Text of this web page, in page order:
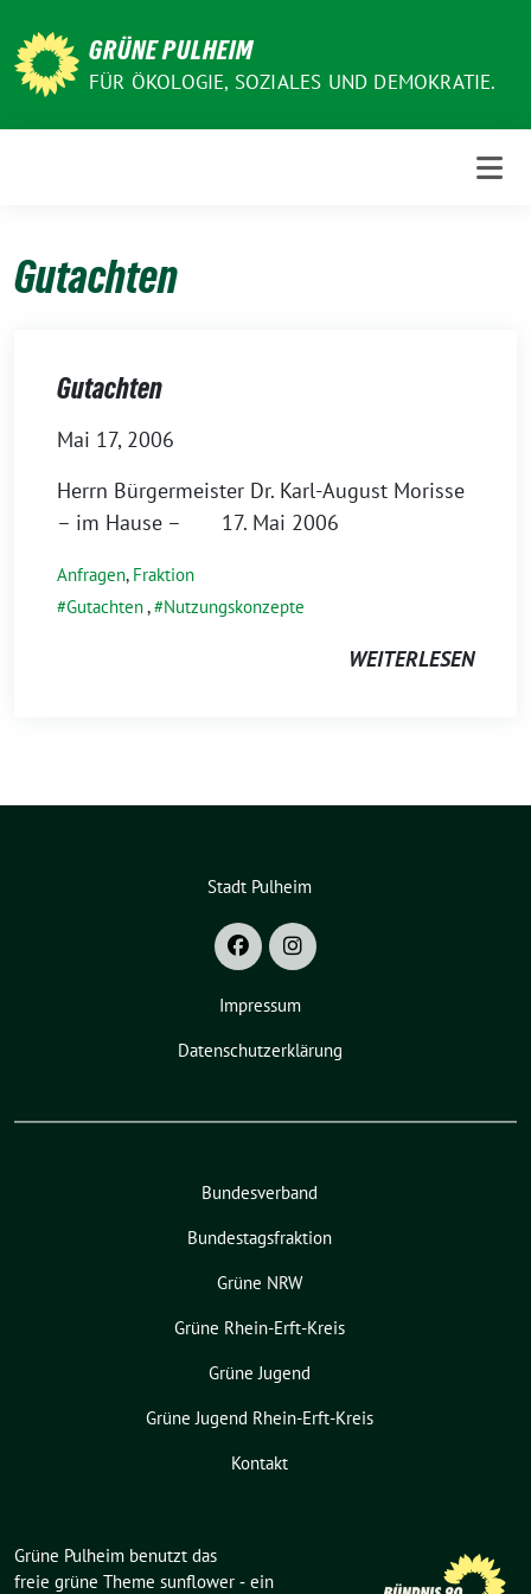
zum
Inhalt
GRÜNE PULHEIM
FÜR ÖKOLOGIE, SOZIALES UND DEMOKRATIE.
Gutachten
Gutachten
Mai 17, 2006
Herrn Bürgermeister Dr. Karl-August Morisse
– im Hause – 17. Mai 2006
Anfragen, Fraktion
Gutachten, Nutzungskonzepte
WEITERLESEN
Stadt Pulheim
Impressum
Datenschutzerklärung
Bundesverband
Bundestagsfraktion
Grüne NRW
Grüne Rhein-Erft-Kreis
Grüne Jugend
Grüne Jugend Rhein-Erft-Kreis
Kontakt
Grüne Pulheim benutzt das
freie grüne Theme sunflower ‐ ein